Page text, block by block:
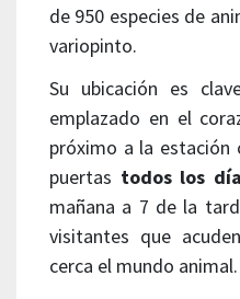
de 950 especies de
variopinto.
Su ubicación es
emplazado en el
próximo a la estación
puertas todos los
mañana a 7 de la
visitantes que
cerca el mundo animal.